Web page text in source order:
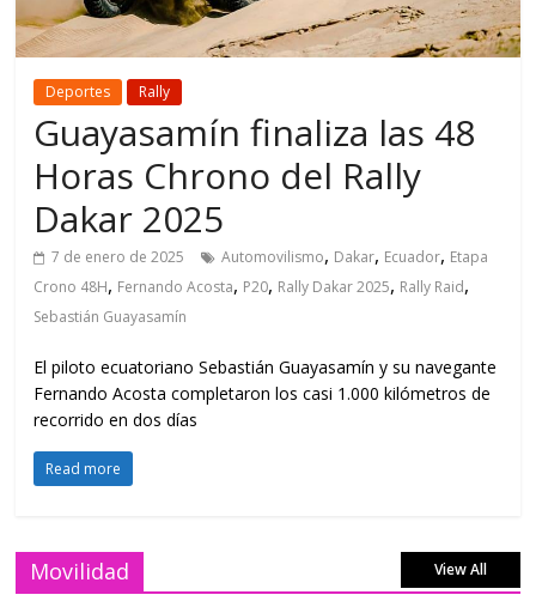
Deportes Rally
Guayasamín finaliza las 48
Horas Chrono del Rally
Dakar 2025
7 de enero de 2025 Automovilismo, Dakar, Ecuador, Etapa
Crono 48H, Fernando Acosta, P20, Rally Dakar 2025, Rally Raid,
Sebastián Guayasamín
El piloto ecuatoriano Sebastián Guayasamín y su navegante
Fernando Acosta completaron los casi 1.000 kilómetros de
recorrido en dos días
Read more
Movilidad View All